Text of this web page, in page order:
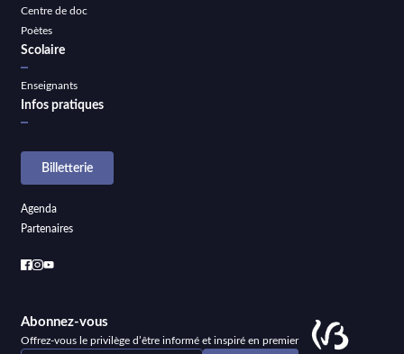
Centre de doc
Poètes
Scolaire
Enseignants
Infos pratiques
Billetterie
Agenda
Partenaires
Abonnez-vous
Offrez-vous le privilège d’être informé et inspiré en premier